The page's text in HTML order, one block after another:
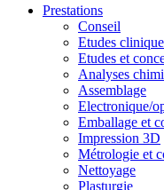
Prestations
Conseil
Etudes
Etudes et
Analyses
Assemblage
Electronique/
Emballage et
Impression 3D
Métrologie et
Nettoyage
Plasturgie